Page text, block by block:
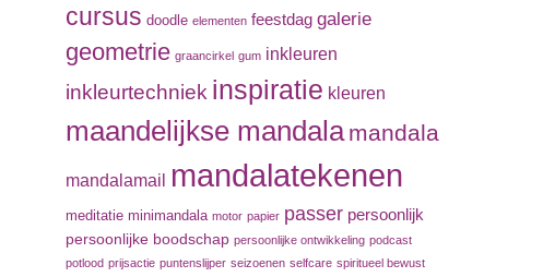
cursus doodle elementen feestdag galerie
geometrie graancirkel gum inkleuren
inkleurtechniek inspiratie kleuren
maandelijkse mandala mandala
mandalamail mandalatekenen
meditatie minimandala motor papier passer persoonlijk
persoonlijke boodschap persoonlijke ontwikkeling podcast
potlood prijsactie puntenslijper seizoenen selfcare spiritueel bewust